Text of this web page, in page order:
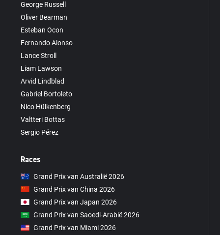
George Russell
Oliver Bearman
Esteban Ocon
Fernando Alonso
Lance Stroll
Liam Lawson
Arvid Lindblad
Gabriel Bortoleto
Nico Hülkenberg
Valtteri Bottas
Sergio Pérez
Races
Grand Prix van Australië 2026
Grand Prix van China 2026
Grand Prix van Japan 2026
Grand Prix van Saoedi-Arabië 2026
Grand Prix van Miami 2026